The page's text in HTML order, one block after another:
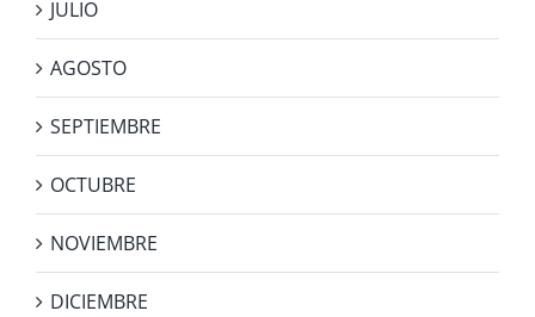
JULIO
AGOSTO
SEPTIEMBRE
OCTUBRE
NOVIEMBRE
DICIEMBRE